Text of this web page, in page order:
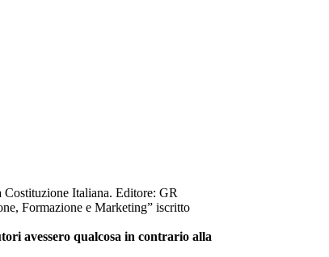
Italiana. Editore: GR
Formazione e Marketing” iscritto
avessero qualcosa in contrario alla